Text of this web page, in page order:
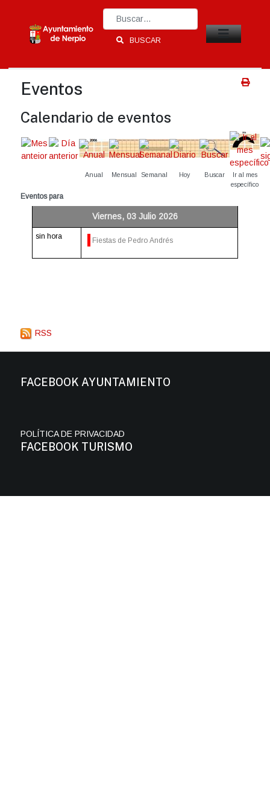
Type 2 or more characters for results.
BUSCAR
Eventos
Calendario de eventos
Anual Mensual Semanal Hoy Buscar
Ir al mes
específico
Eventos para
Viernes, 03 Julio 2026
sin hora Fiestas de Pedro Andrés
RSS
FACEBOOK AYUNTAMIENTO
POLÍTICA DE PRIVACIDAD
FACEBOOK TURISMO